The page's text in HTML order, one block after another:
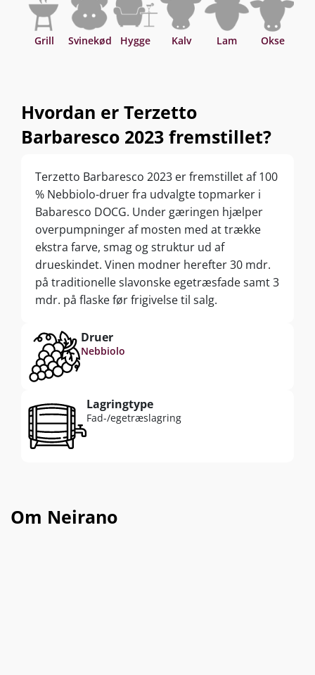
Grill Svinekød Hygge Kalv Lam Okse
Hvordan er Terzetto
Barbaresco 2023 fremstillet?
Terzetto Barbaresco 2023 er fremstillet af 100
% Nebbiolo-druer fra udvalgte topmarker i
Babaresco DOCG. Under gæringen hjælper
overpumpninger af mosten med at trække
ekstra farve, smag og struktur ud af
drueskindet. Vinen modner herefter 30 mdr.
på traditionelle slavonske egetræsfade samt 3
mdr. på flaske før frigivelse til salg.
Druer
Nebbiolo
Lagringtype
Fad-/egetræslagring
Om Neirano